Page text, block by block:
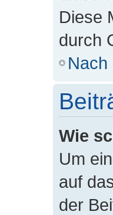
Diese
durch
Nach
Wie
Um
auf
der